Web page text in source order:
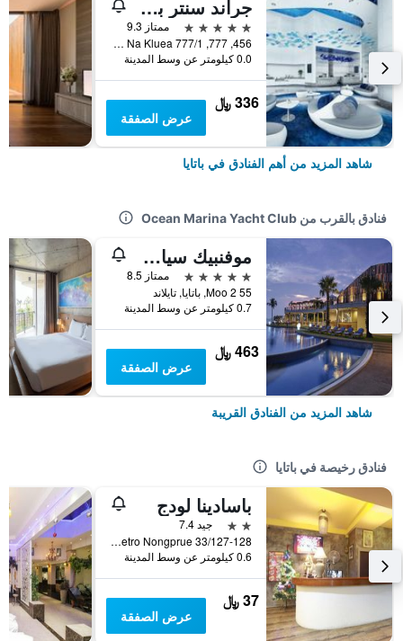
جراند سنتر بوينت باتايا
5 نجوم
ممتاز 9.3
456, 777, 777/1 M.6 Na Kluea, باتايا, تايلاند
0.0 كيلومتر عن وسط المدينة
336 ﷼
عرض الصفقة
شاهد المزيد من أهم الفنادق في باتايا
فنادق بالقرب من Ocean Marina Yacht Club
موفنبيك سيام هوتل نا جومتين باتايا
5 نجوم
ممتاز 8.5
55 Moo 2, باتايا, تايلاند
0.7 كيلومتر عن وسط المدينة
463 ﷼
عرض الصفقة
شاهد المزيد من الفنادق القريبة
فنادق رخيصة في باتايا
باسادينا لودج
2 نجمتين
جيد 7.4
33/127-128 Moo 10 Soi Lk Metro Nongprue, باتايا, تايلاند
0.6 كيلومتر عن وسط المدينة
37 ﷼
عرض الصفقة